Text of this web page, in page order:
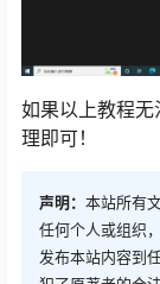
如果以上教程
理即可！
声明： 本站所有
任何个人或组织
发布本站内容到